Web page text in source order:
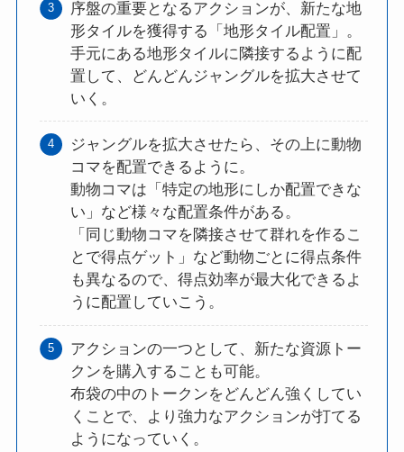
序盤の重要となるアクションが、新たな地
形タイルを獲得する「地形タイル配置」。
手元にある地形タイルに隣接するように配
置して、どんどんジャングルを拡大させて
いく。
ジャングルを拡大させたら、その上に動物
コマを配置できるように。
動物コマは「特定の地形にしか配置できな
い」など様々な配置条件がある。
「同じ動物コマを隣接させて群れを作るこ
とで得点ゲット」など動物ごとに得点条件
も異なるので、得点効率が最大化できるよ
うに配置していこう。
アクションの一つとして、新たな資源トー
クンを購入することも可能。
布袋の中のトークンをどんどん強くしてい
くことで、より強力なアクションが打てる
ようになっていく。